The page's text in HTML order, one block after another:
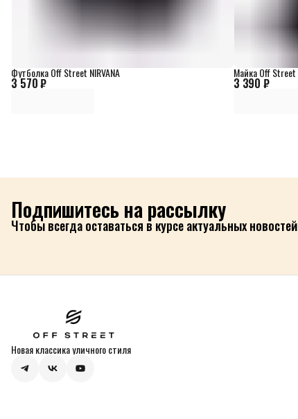
3 570 ₽
Футболка Off Street NIRVANA
3 390 ₽
Майка Off Street
Подпишитесь на рассылку
Чтобы всегда оставаться в курсе актуальных новостей
Новая классика уличного стиля